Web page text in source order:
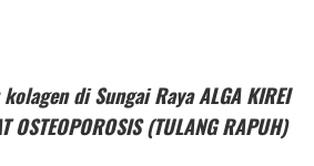
di Sungai Raya ALGA KIREI
OSTEOPOROSIS (TULANG RAPUH)